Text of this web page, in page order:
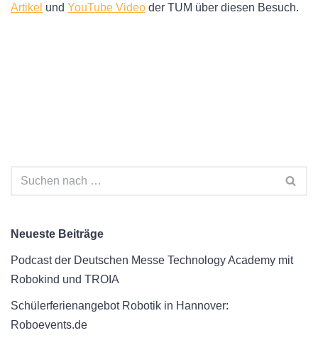
Artikel und YouTube Video der TUM über diesen Besuch.
Neueste Beiträge
Podcast der Deutschen Messe Technology Academy mit
Robokind und TROIA
Schülerferienangebot Robotik in Hannover:
Roboevents.de